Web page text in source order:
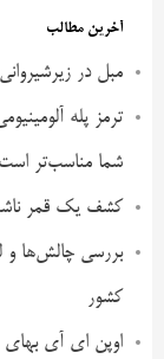
آخرین مطالب
مبل در
ترمز پله
شما مناسب‌تر
کشف یک قمر
بررسی چالش‌ها و
کشور
اوپن ای آی بهای